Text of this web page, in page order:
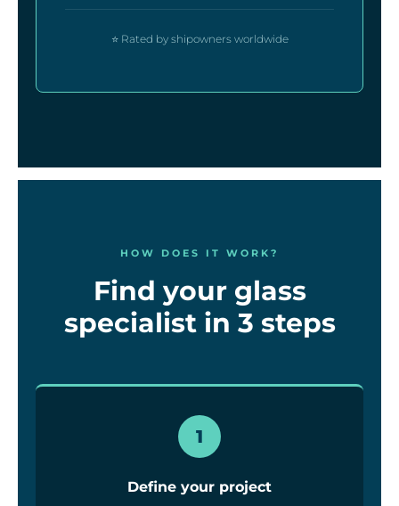
⭐ Rated by shipowners worldwide
HOW DOES IT WORK?
Find your glass
specialist in 3 steps
1
Define your project